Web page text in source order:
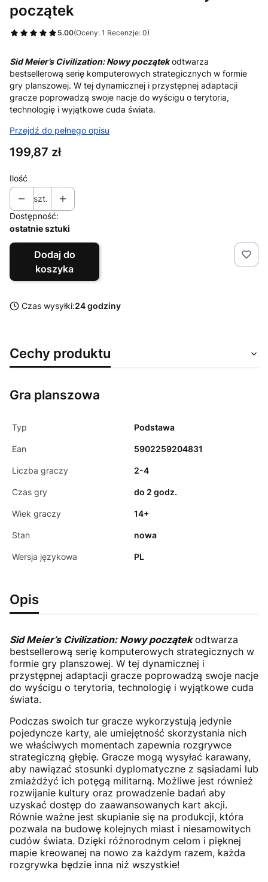
początek
5.00(Oceny: 1 Recenzje: 0)
Sid Meier’s Civilization: Nowy początekodtwarza
bestsellerową serię komputerowych strategicznych w formie
gry planszowej. W tej dynamicznej i przystępnej adaptacji
gracze poprowadzą swoje nacje do wyścigu o terytoria,
technologię i wyjątkowe cuda świata.
Przejdź do pełnego opisu
Cena
199,87 zł
Ilość
szt.
Dostępność:
ostatnie sztuki
Dodaj do
koszyka
Czas wysyłki:24 godziny
Cechy produktu
Gra planszowa
Typ Podstawa
Ean 5902259204831
Liczba graczy 2-4
Czas gry do 2 godz.
Wiek graczy 14+
Stan nowa
Wersja językowa PL
Opis
Sid Meier’s Civilization: Nowy początekodtwarza
bestsellerową serię komputerowych strategicznych w
formie gry planszowej. W tej dynamicznej i
przystępnej adaptacji gracze poprowadzą swoje nacje
do wyścigu o terytoria, technologię i wyjątkowe cuda
świata.
Podczas swoich tur gracze wykorzystują jedynie
pojedyncze karty, ale umiejętność skorzystania nich
we właściwych momentach zapewnia rozgrywce
strategiczną głębię. Gracze mogą wysyłać karawany,
aby nawiązać stosunki dyplomatyczne z sąsiadami lub
zmiażdżyć ich potęgą militarną. Możliwe jest również
rozwijanie kultury oraz prowadzenie badań aby
uzyskać dostęp do zaawansowanych kart akcji.
Równie ważne jest skupianie się na produkcji, która
pozwala na budowę kolejnych miast i niesamowitych
cudów świata. Dzięki różnorodnym celom i pięknej
mapie kreowanej na nowo za każdym razem, każda
rozgrywka będzie inna niż wszystkie!